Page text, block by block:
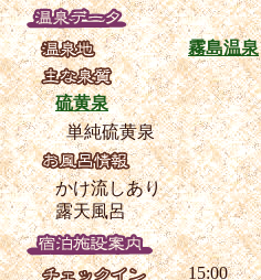
霧島温泉
硫黄泉
単純硫黄泉
かけ流しあり
露天風呂
15:00